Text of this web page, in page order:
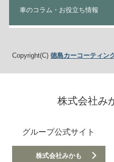
車のコラム・お役立ち情報
Copyright(C) 徳島カーコーティン
株式会社み
グループ公式サイト
株式会社みかも